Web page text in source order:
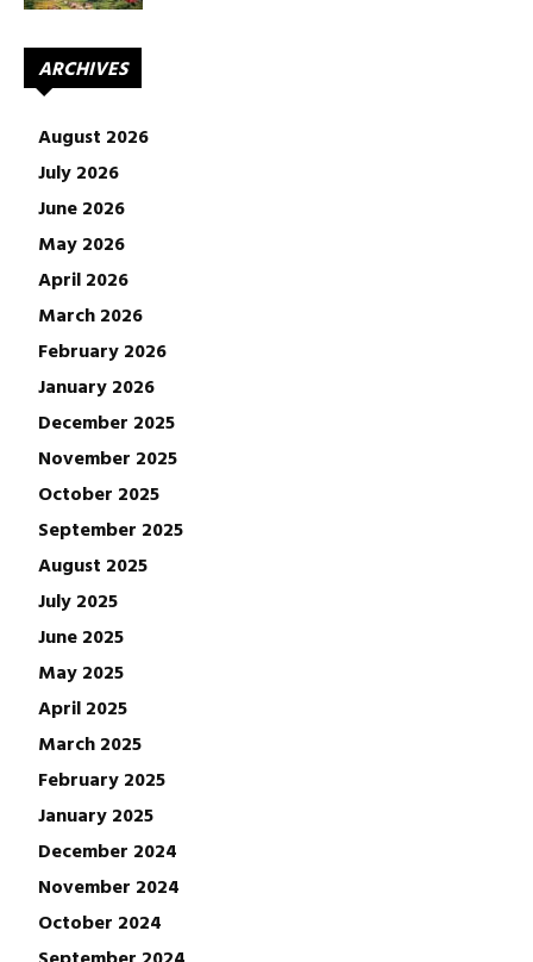
ARCHIVES
August 2026
July 2026
June 2026
May 2026
April 2026
March 2026
February 2026
January 2026
December 2025
November 2025
October 2025
September 2025
August 2025
July 2025
June 2025
May 2025
April 2025
March 2025
February 2025
January 2025
December 2024
November 2024
October 2024